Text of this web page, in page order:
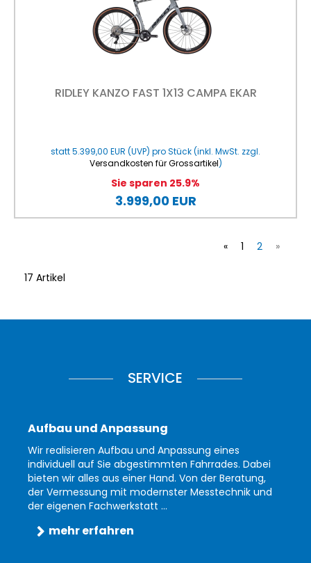
RIDLEY KANZO FAST 1X13 CAMPA EKAR
statt5.399,00 EUR (UVP) pro Stück (inkl. MwSt. zzgl.
Versandkosten für Grossartikel)
Sie sparen 25.9%
3.999,00 EUR
« 1 2 »
17 Artikel
SERVICE
Aufbau und Anpassung
Wir realisieren Aufbau und Anpassung eines
individuell auf Sie abgestimmten Fahrrades. Dabei
bieten wir alles aus einer Hand. Von der Beratung,
der Vermessung mit modernster Messtechnik und
der eigenen Fachwerkstatt ...
mehr erfahren